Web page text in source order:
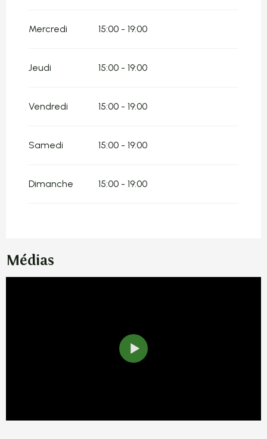
Mercredi 15:00 - 19:00
Jeudi 15:00 - 19:00
Vendredi 15:00 - 19:00
Samedi 15:00 - 19:00
Dimanche 15:00 - 19:00
Médias